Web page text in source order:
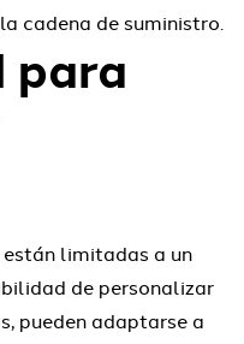
cadena de suministro.
limitadas a un
de personalizar
pueden adaptarse a